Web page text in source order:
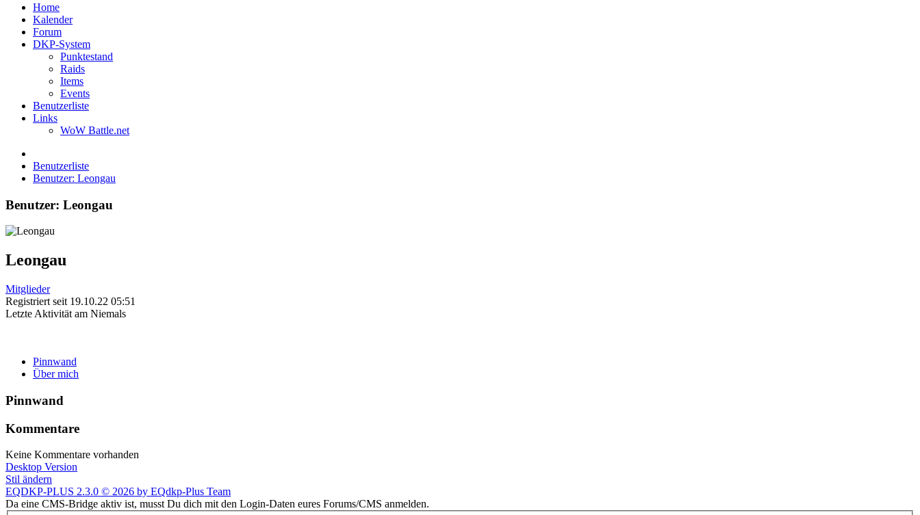
Home
Kalender
Forum
DKP-System
Punktestand
Raids
Items
Events
Benutzerliste
Links
WoW Battle.net
Benutzerliste
Benutzer: Leongau
Benutzer: Leongau
Leongau
Mitglieder
Registriert seit 19.10.22 05:51
Letzte Aktivität am Niemals
Pinnwand
Über mich
Pinnwand
Kommentare
Keine Kommentare vorhanden
Desktop Version
Stil ändern
EQDKP-PLUS 2.3.0 © 2026 by EQdkp-Plus Team
Da eine CMS-Bridge aktiv ist, musst Du dich mit den Login-Daten eures Forums/CMS anmelden.